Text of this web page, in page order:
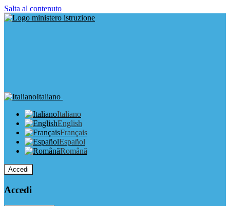
Salta al contenuto
Italiano
Italiano
English
Français
Español
Română
Accedi
Accedi